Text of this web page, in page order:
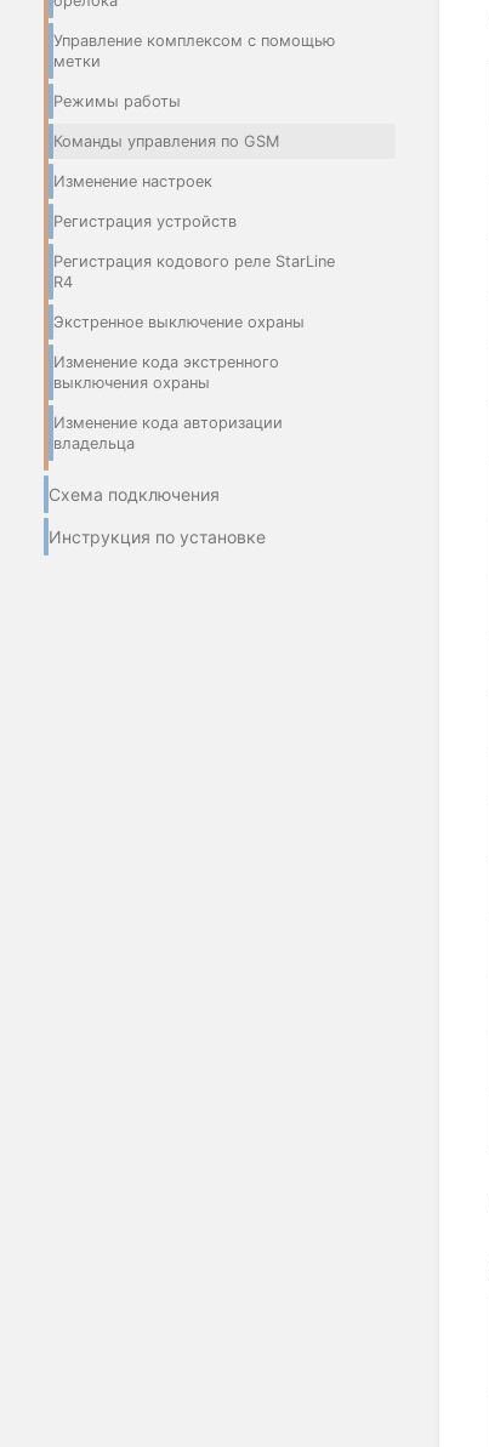
Управление комплексом с помощью
метки
Режимы работы
Команды управления по GSM
Изменение настроек
Регистрация устройств
Регистрация кодового реле StarLine
R4
Экстренное выключение охраны
Изменение кода экстренного
выключения охраны
Изменение кода авторизации
владельца
Схема подключения
Инструкция по установке